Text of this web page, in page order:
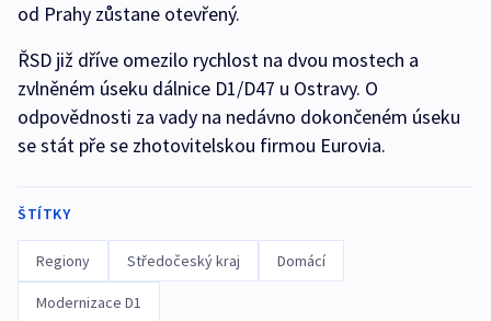
od Prahy zůstane otevřený.
ŘSD již dříve omezilo rychlost na dvou mostech a
zvlněném úseku dálnice D1/D47 u Ostravy. O
odpovědnosti za vady na nedávno dokončeném úseku
se stát pře se zhotovitelskou firmou Eurovia.
ŠTÍTKY
Regiony Středočeský kraj Domácí
Modernizace D1